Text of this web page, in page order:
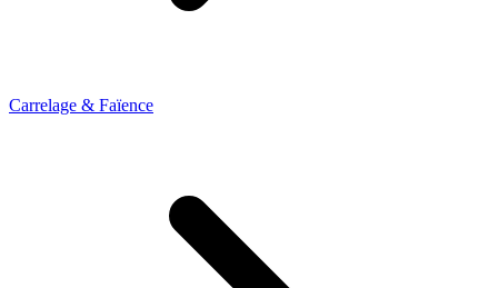
Carrelage & Faïence